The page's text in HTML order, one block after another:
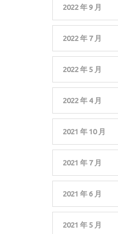
2022 年 9 月
2022 年 7 月
2022 年 5 月
2022 年 4 月
2021 年 10 月
2021 年 7 月
2021 年 6 月
2021 年 5 月